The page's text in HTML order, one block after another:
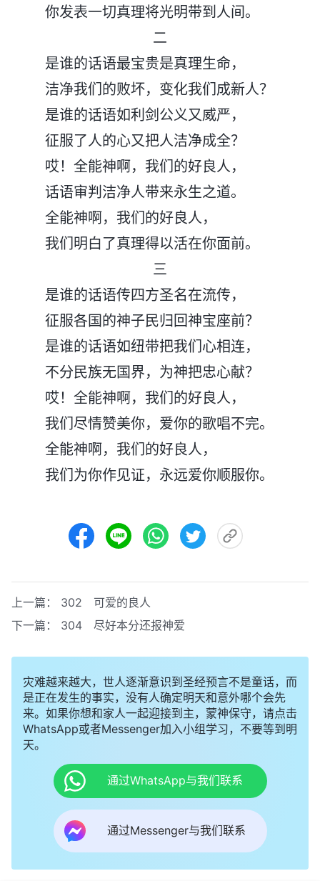
你发表一切真理将光明带到人间。
二
是谁的话语最宝贵是真理生命，
洁净我们的败坏，变化我们成新人？
是谁的话语如利剑公义又威严，
征服了人的心又把人洁净成全？
哎！全能神啊，我们的好良人，
话语审判洁净人带来永生之道。
全能神啊，我们的好良人，
我们明白了真理得以活在你面前。
三
是谁的话语传四方圣名在流传，
征服各国的神子民归回神宝座前？
是谁的话语如纽带把我们心相连，
不分民族无国界，为神把忠心献？
哎！全能神啊，我们的好良人，
我们尽情赞美你，爱你的歌唱不完。
全能神啊，我们的好良人，
我们为你作见证，永远爱你顺服你。
上一篇： 302 可爱的良人
下一篇： 304 尽好本分还报神爱
灾难越来越大，世人逐渐意识到圣经预言不是童话，而
是正在发生的事实，没有人确定明天和意外哪个会先
来。如果你想和家人一起迎接到主，蒙神保守，请点击
WhatsApp或者Messenger加入小组学习，不要等到明
天。
通过WhatsApp与我们联系
通过Messenger与我们联系